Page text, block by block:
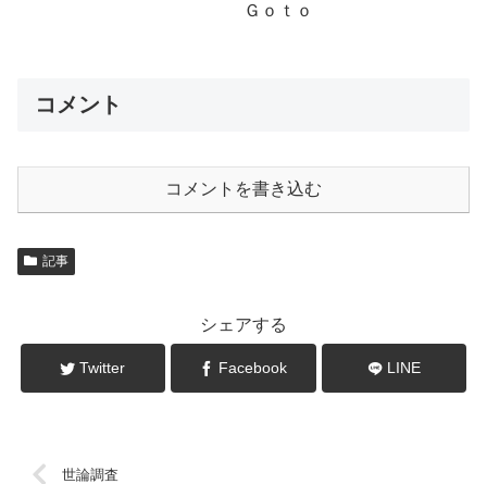
Ｇｏｔｏ
コメント
コメントを書き込む
記事
シェアする
Twitter Facebook LINE
世論調査